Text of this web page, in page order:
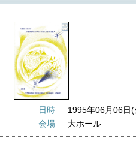
日時
1995年06月06日
会場
大ホール